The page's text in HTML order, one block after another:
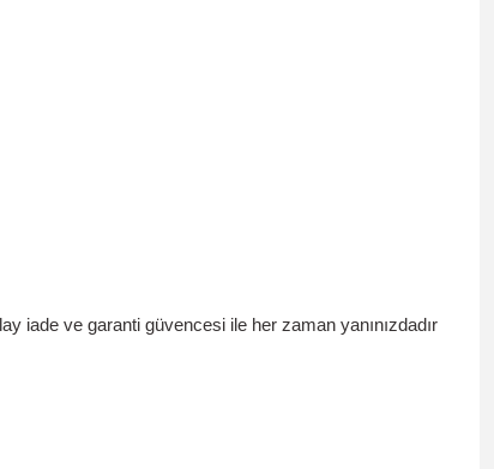
iade ve garanti güvencesi ile her zaman yanınızdadır